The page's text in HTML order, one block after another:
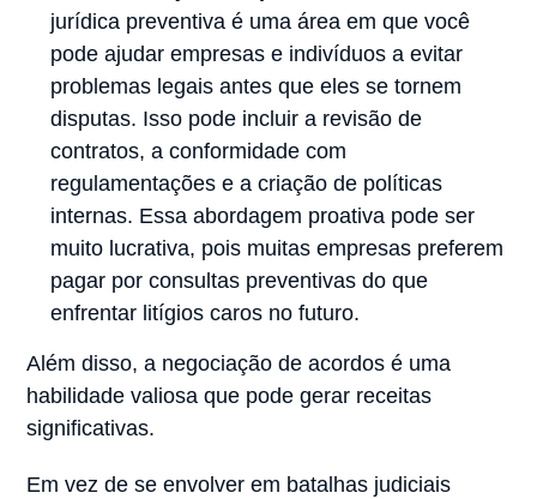
jurídica preventiva é uma área em que você
pode ajudar empresas e indivíduos a evitar
problemas legais antes que eles se tornem
disputas. Isso pode incluir a revisão de
contratos, a conformidade com
regulamentações e a criação de políticas
internas. Essa abordagem proativa pode ser
muito lucrativa, pois muitas empresas preferem
pagar por consultas preventivas do que
enfrentar litígios caros no futuro.
Além disso, a negociação de acordos é uma
habilidade valiosa que pode gerar receitas
significativas.
Em vez de se envolver em batalhas judiciais